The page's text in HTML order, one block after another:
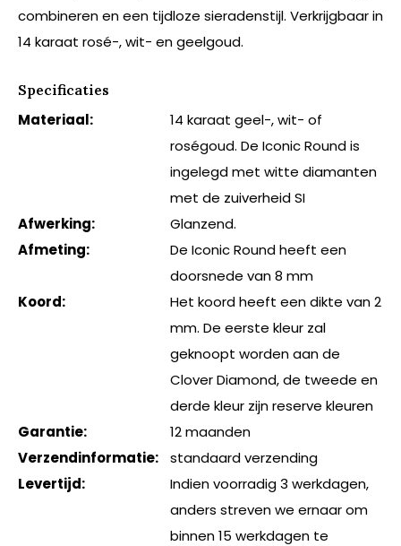
combineren en een tijdloze sieradenstijl. Verkrijgbaar in
14 karaat rosé-, wit- en geelgoud.
Specificaties
Materiaal:
14 karaat geel-, wit- of
roségoud. De Iconic Round is
ingelegd met witte diamanten
met de zuiverheid SI
Afwerking:
Glanzend.
Afmeting:
De Iconic Round heeft een
doorsnede van 8 mm
Koord:
Het koord heeft een dikte van 2
mm. De eerste kleur zal
geknoopt worden aan de
Clover Diamond, de tweede en
derde kleur zijn reserve kleuren
Garantie:
12 maanden
Verzendinformatie:
standaard verzending
Levertijd:
Indien voorradig 3 werkdagen,
anders streven we ernaar om
binnen 15 werkdagen te